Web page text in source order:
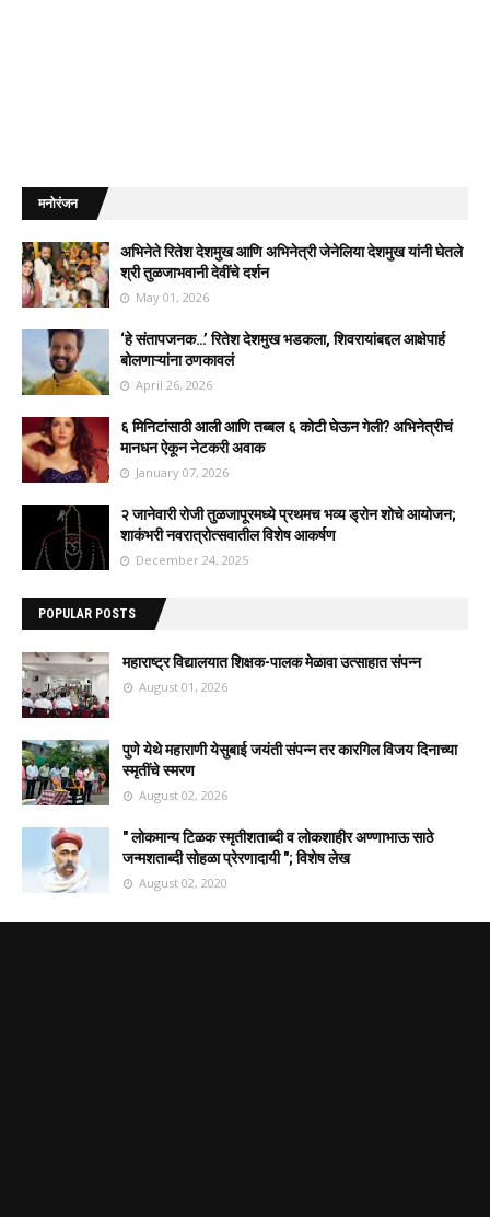
मनोरंजन
अभिनेते रितेश देशमुख आणि अभिनेत्री जेनेलिया देशमुख यांनी घेतले
श्री तुळजाभवानी देवींचे दर्शन
May 01, 2026
‘हे संतापजनक…’ रितेश देशमुख भडकला, शिवरायांबद्दल आक्षेपार्ह
बोलणाऱ्यांना ठणकावलं
April 26, 2026
६ मिनिटांसाठी आली आणि तब्बल ६ कोटी घेऊन गेली? अभिनेत्रीचं
मानधन ऐकून नेटकरी अवाक
January 07, 2026
२ जानेवारी रोजी तुळजापूरमध्ये प्रथमच भव्य ड्रोन शोचे आयोजन;
शाकंभरी नवरात्रोत्सवातील विशेष आकर्षण
December 24, 2025
POPULAR POSTS
महाराष्ट्र विद्यालयात शिक्षक-पालक मेळावा उत्साहात संपन्न
August 01, 2026
पुणे येथे महाराणी येसुबाई जयंती संपन्न तर कारगिल विजय दिनाच्या
स्मृतींचे स्मरण
August 02, 2026
" लोकमान्य टिळक स्मृतीशताब्दी व लोकशाहीर अण्णाभाऊ साठे
जन्मशताब्दी सोहळा प्रेरणादायी "; विशेष लेख
August 02, 2020